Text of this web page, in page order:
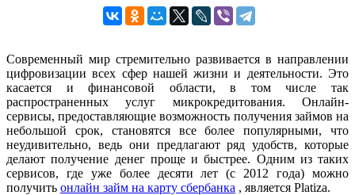
Современный мир стремительно развивается в направлении
цифровизации всех сфер нашей жизни и деятельности. Это
касается и финансовой области, в том числе так
распространенных услуг микрокредитования. Онлайн-
сервисы, предоставляющие возможность получения займов на
небольшой срок, становятся все более популярными, что
неудивительно, ведь они предлагают ряд удобств, которые
делают получение денег проще и быстрее. Одним из таких
сервисов, где уже более десяти лет (с 2012 года) можно
получить онлайн займ на карту сбербанка , является Platiza.